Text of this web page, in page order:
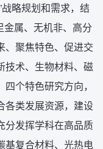
略规划和需求，结
金属、无机非、高分
、聚焦特色、促进交
技术、生物材料、磁
个特色研究方向，
各类发展资源，建设
分发挥学科在高品质
基复合材料、光热电